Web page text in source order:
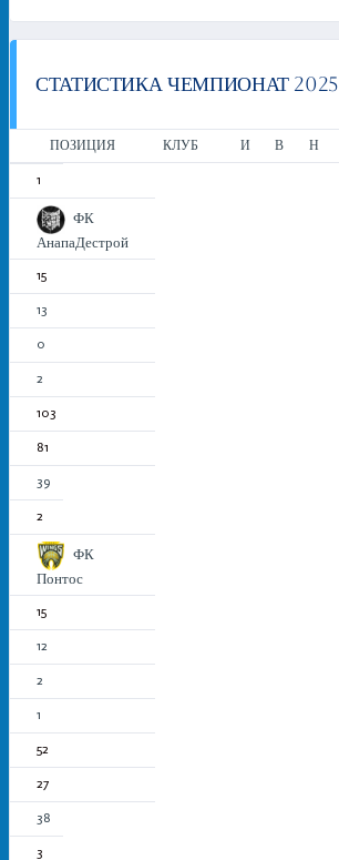
СТАТИСТИКА ЧЕМПИОНАТ 2025
ПОЗИЦИЯ КЛУБ И В Н
1
ФК
АнапаДестрой
15
13
0
2
103
81
39
2
ФК
Понтос
15
12
2
1
52
27
38
3